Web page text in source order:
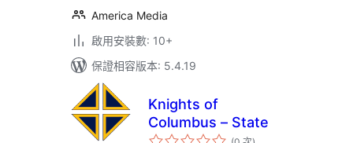
America Media
啟用安裝數: 10+
保證相容版本: 5.4.19
Knights of
Columbus – State
評